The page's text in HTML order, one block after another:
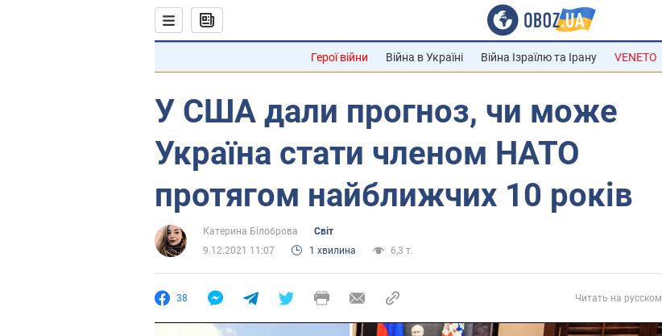
Герої війни Війна в Україні Війна Ізраїлю та Ірану VENETO
У США дали прогноз, чи може
Україна стати членом НАТО
протягом найближчих 10 років
Катерина Білоброва
Світ
9.12.2021 11:07
1 хвилина 6,3 т.
38 Читать на русском